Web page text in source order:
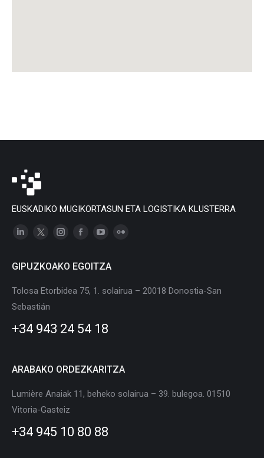
EUSKADIKO MUGIKORTASUN ETA LOGISTIKA KLUSTERRA
Linkedin
opens
in
X
opens
in
Instagram
opens
in
opens
in
opens
GIPUZKOAKO EGOITZA
Tolosa Etorbidea 75, 1. solairua – 20018 Donostia-San
Sebastián
+34 943 24 54 18
ARABAKO ORDEZKARITZA
Lumière Anaiak 11, beheko solairua – 39. bulegoa. 01510
Vitoria-Gasteiz
+34 945 10 80 88